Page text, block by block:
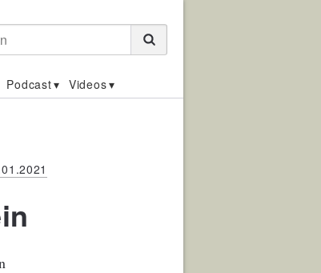
Podcast Videos